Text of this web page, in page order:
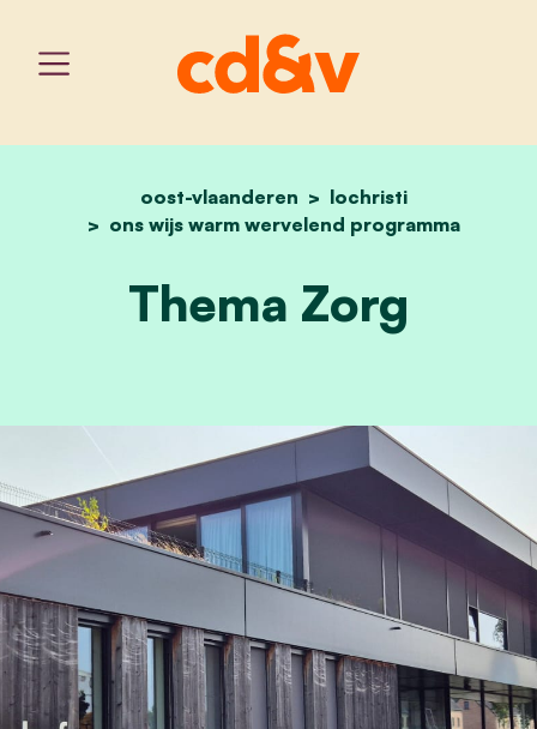
home
oost-vlaanderen
lochristi
ons wijs warm wervelend programma
thema zorg
Thema Zorg